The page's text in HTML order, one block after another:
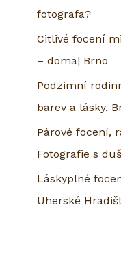
fotografa?
Citlivé focení
– doma| Brno
Podzimní
barev a lásky,
Párové focení,
Fotografie s
Láskyplné
Uherské